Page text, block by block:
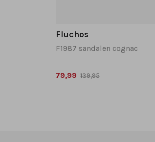
Fluchos
F1987 sandalen cognac
79,99 139,95